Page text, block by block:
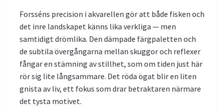
Forsséns precision i akvarellen gör att både fisken och
det inre landskapet känns lika verkliga — men
samtidigt drömlika. Den dämpade färgpaletten och
de subtila övergångarna mellan skuggor och reflexer
fångar en stämning av stillhet, som om tiden just här
rör sig lite långsammare. Det röda ögat blir en liten
gnista av liv, ett fokus som drar betraktaren närmare
det tysta motivet.